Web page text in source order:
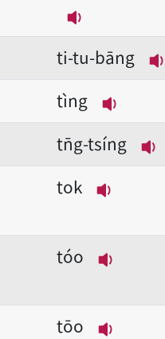
播放音讀
ti-tu-bāng
tìng
播放
tn̄g-tsíng
tok
tóo
播放
tōo